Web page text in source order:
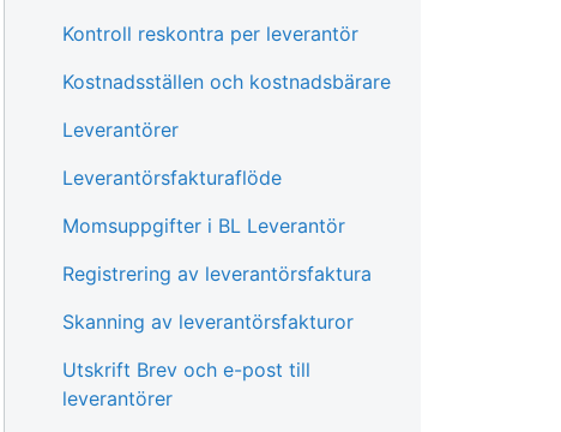
Kontroll reskontra per leverantör
Kostnadsställen och kostnadsbärare
Leverantörer
Leverantörsfakturaflöde
Momsuppgifter i BL Leverantör
Registrering av leverantörsfaktura
Skanning av leverantörsfakturor
Utskrift Brev och e-post till
leverantörer